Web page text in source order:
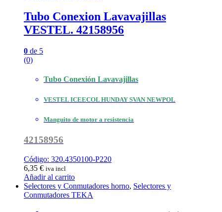
Tubo Conexion Lavavajillas
VESTEL. 42158956
0 de 5
(0)
Tubo Conexión Lavavajillas
VESTEL ICEECOL HUNDAY SVAN NEWPOL
Manguito de motor a resistencia
42158956
Código: 320.4350100-P220
6,35 € iva incl
Añadir al carrito
Selectores y Conmutadores horno, Selectores y
Conmutadores TEKA